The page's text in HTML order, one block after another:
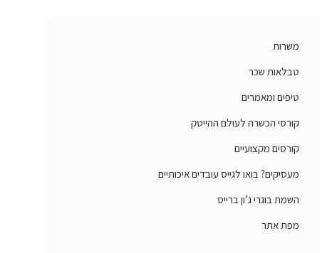
משרות
טבלאות שכר
טיפים ומאמרים
קורסי הכשרה לעולם ההייטק
קורסים מקצועיים
מעסיקים? בואו לגייס עובדים איכותיים
השמת בוגרי ג’ון ברייס
מפת אתר